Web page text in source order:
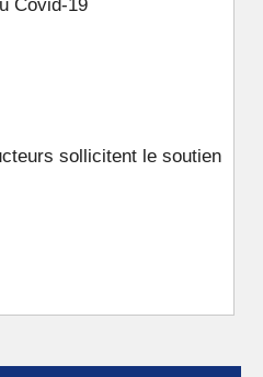
Covid-19
sollicitent le soutien